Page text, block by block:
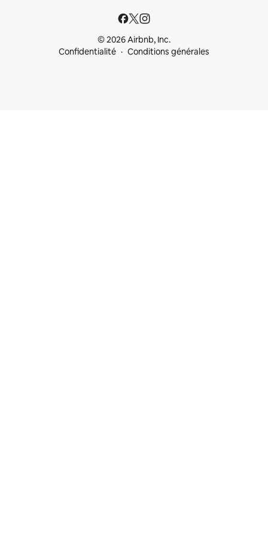
© 2026 Airbnb, Inc.
Confidentialité
Conditions générales